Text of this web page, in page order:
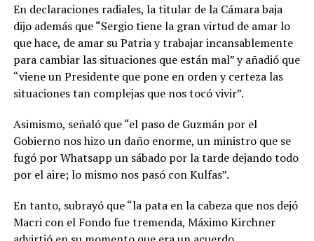
En declaraciones radiales, la titular de la Cámara baja
dijo además que “Sergio tiene la gran virtud de amar lo
que hace, de amar su Patria y trabajar incansablemente
para cambiar las situaciones que están mal” y añadió que
“viene un Presidente que pone en orden y certeza las
situaciones tan complejas que nos tocó vivir”.
Asimismo, señaló que “el paso de Guzmán por el
Gobierno nos hizo un daño enorme, un ministro que se
fugó por Whatsapp un sábado por la tarde dejando todo
por el aire; lo mismo nos pasó con Kulfas”.
En tanto, subrayó que “la pata en la cabeza que nos dejó
Macri con el Fondo fue tremenda, Máximo Kirchner